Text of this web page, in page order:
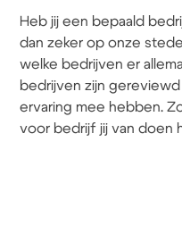
Heb jij een bepaald
dan zeker op onze
welke bedrijven er
bedrijven zijn
ervaring mee hebben.
voor bedrijf jij van doen